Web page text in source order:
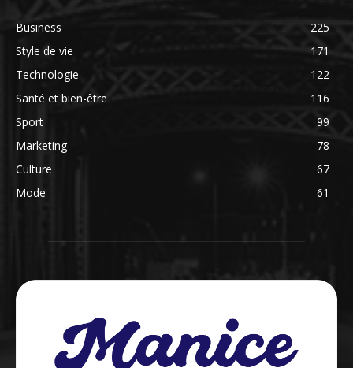
Business
225
Style de vie
171
Technologie
122
Santé et bien-être
116
Sport
99
Marketing
78
Culture
67
Mode
61